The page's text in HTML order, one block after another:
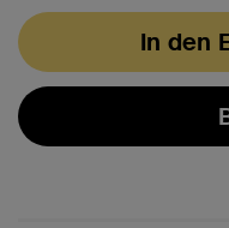
In den